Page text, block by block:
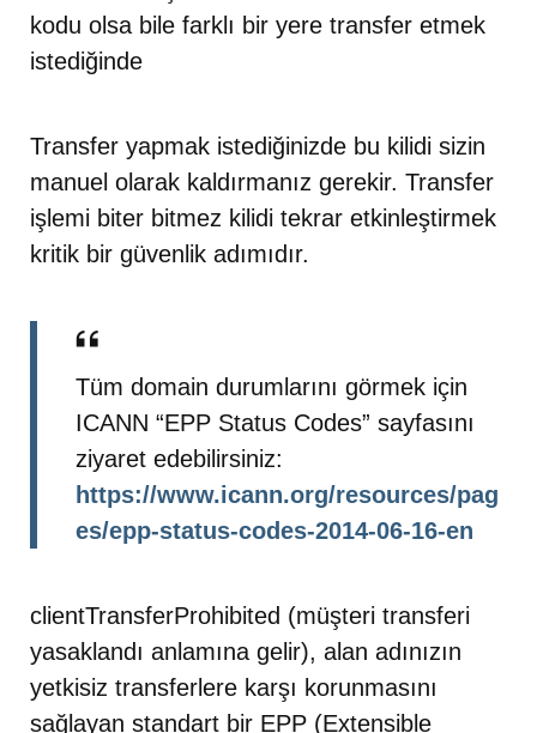
kodu olsa bile farklı bir yere transfer etmek
istediğinde
Transfer yapmak istediğinizde bu kilidi sizin
manuel olarak kaldırmanız gerekir. Transfer
işlemi biter bitmez kilidi tekrar etkinleştirmek
kritik bir güvenlik adımıdır.
Tüm domain durumlarını görmek için
ICANN “EPP Status Codes” sayfasını
ziyaret edebilirsiniz:
https://www.icann.org/resources/pag
es/epp-status-codes-2014-06-16-en
clientTransferProhibited (müşteri transferi
yasaklandı anlamına gelir), alan adınızın
yetkisiz transferlere karşı korunmasını
sağlayan standart bir EPP (Extensible